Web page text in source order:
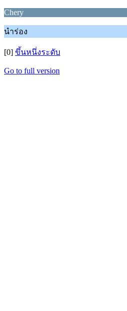
Chery
นำร่อง
[0] ขึ้นหนึ่งระดับ
Go to full version